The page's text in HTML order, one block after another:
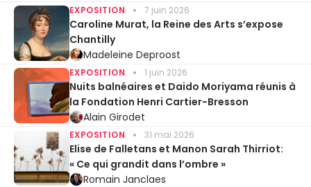
EXPOSITION 7 juin 2026
Caroline Murat, la Reine des Arts s’expose
Chantilly
Madeleine Deproost
EXPOSITION 1 juin 2026
Nuits balnéaires et Daido Moriyama réunis à
la Fondation Henri Cartier-Bresson
Alain Girodet
EXPOSITION 31 mai 2026
Elise de Falletans et Manon Sarah Thirriot:
« Ce qui grandit dans l’ombre »
Romain Janclaes